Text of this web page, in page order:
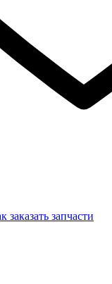
заказать запчасти